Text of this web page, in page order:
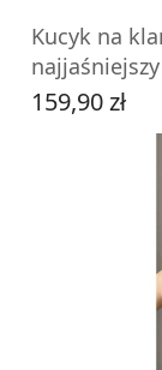
Kucyk na
Cena
159,90 zł